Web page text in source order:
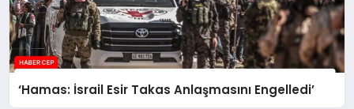
‘Hamas: İsrail Esir Takas Anlaşmasını Engelledi’